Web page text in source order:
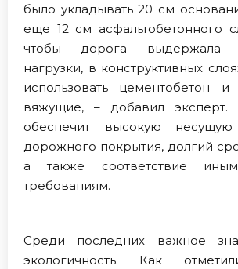
было укладывать 20 см
еще 12 см асфальтобетонного
чтобы дорога выдержала
нагрузки, в конструктивных
использовать цементобетон
вяжущие, – добавил эксперт.
обеспечит высокую несущую
дорожного покрытия, долгий
а также соответствие иным
требованиям.
Среди последних важное
экологичность. Как